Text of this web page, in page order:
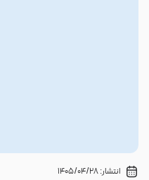
انتشار:1405/04/28